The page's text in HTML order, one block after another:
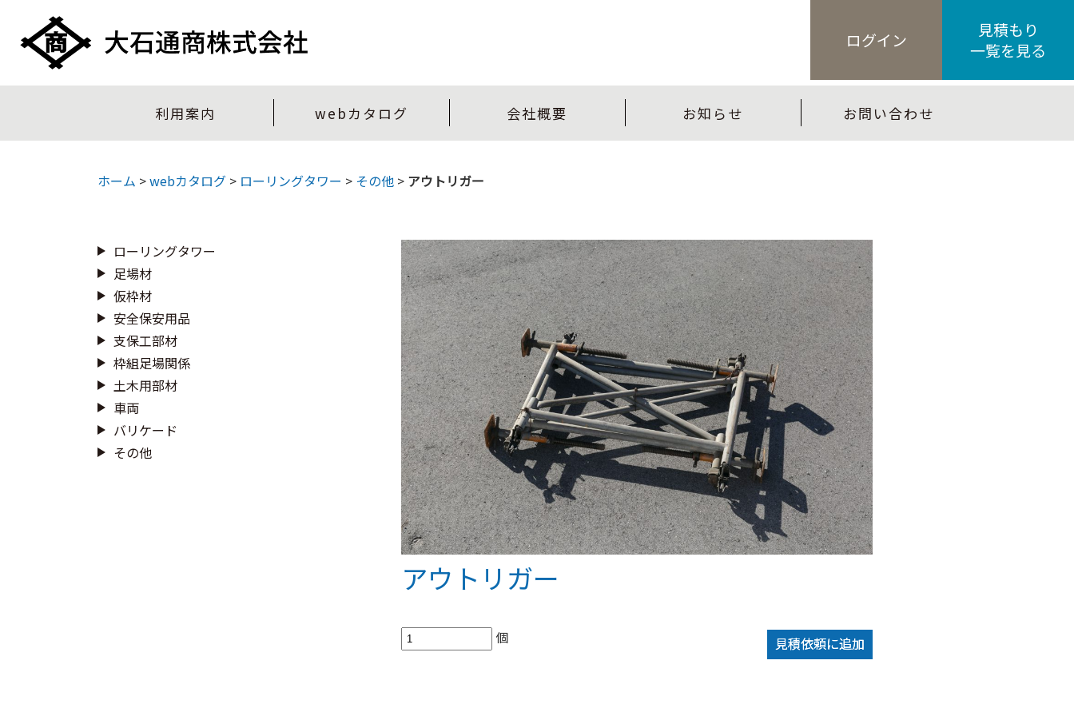
ログイン
見積もり
一覧を見る
利用案内 webカタログ 会社概要 お知らせ お問い合わせ
ホーム >webカタログ > ローリングタワー > その他 > アウトリガー
アウトリガー
個 見積依頼に追加
ローリングタワー
足場材
仮枠材
安全保安用品
支保工部材
枠組足場関係
土木用部材
車両
バリケード
その他